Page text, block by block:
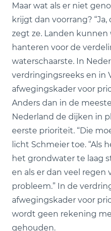
Maar wat als er niet
krijgt dan voorrang?
zegt ze. Landen
hanteren voor de
waterschaarste. In
verdringingsreeks en in
afwegingskader voor
Anders dan in de
Nederland de dijken in
eerste prioriteit. “Die
licht Schmeier toe. “Als
het grondwater te laag
en als er dan veel regen
probleem.” In de
afwegingskader voor
wordt geen rekening
gehouden.